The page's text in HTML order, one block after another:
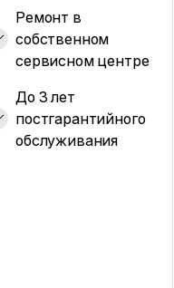
Ремонт в
собственном
сервисном центре
До 3 лет
постгарантийного
обслуживания